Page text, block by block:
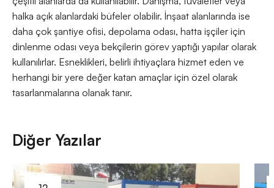
halka açık alanlardaki büfeler olabilir. İnşaat alanlarında ise
daha çok şantiye ofisi, depolama odası, hatta işçiler için
dinlenme odası veya bekçilerin görev yaptığı yapılar olarak
kullanılırlar. Esneklikleri, belirli ihtiyaçlara hizmet eden ve
herhangi bir yere değer katan amaçlar için özel olarak
tasarlanmalarına olanak tanır.
Diğer Yazılar